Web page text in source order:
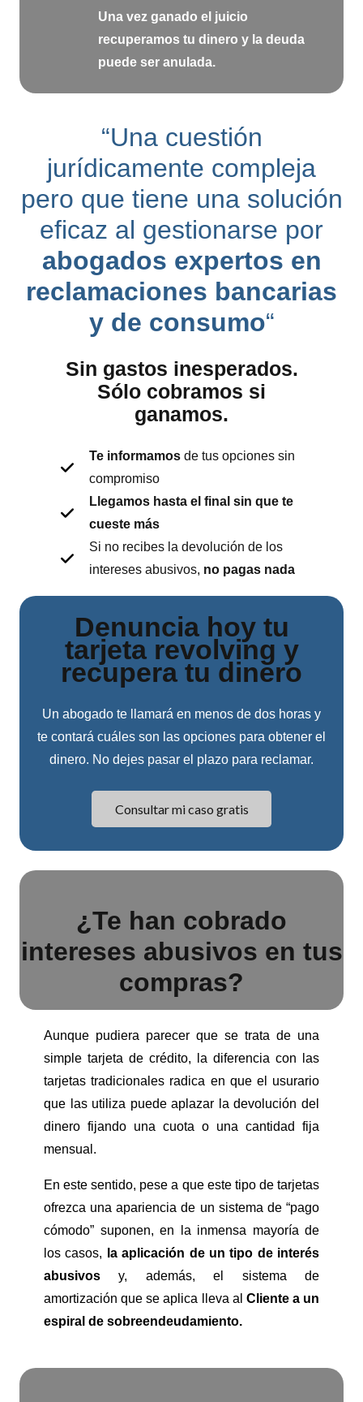
Una vez ganado el juicio
recuperamos tu dinero y la deuda
puede ser anulada.
“Una cuestión
jurídicamente compleja
pero que tiene una solución
eficaz al gestionarse por
abogados expertos en
reclamaciones bancarias
y de consumo“
Sin gastos inesperados.
Sólo cobramos si
ganamos.
Te informamosde tus opciones sin
compromiso
Llegamos hasta el final sin que te
cueste más
Si no recibes la devolución de los
intereses abusivos, no pagas nada
Denuncia hoy tu
tarjeta revolving y
recupera tu dinero
Un abogado te llamará en menos de dos horas y
te contará cuáles son las opciones para obtener el
dinero. No dejes pasar el plazo para reclamar.
Consultar mi caso gratis
¿Te han cobrado
intereses abusivos en tus
compras?
Aunque pudiera parecer que se trata de una
simple tarjeta de crédito, la diferencia con las
tarjetas tradicionales radica en que el usurario
que las utiliza puede aplazar la devolución del
dinero fijando una cuota o una cantidad fija
mensual.
En este sentido, pese a que este tipo de tarjetas
ofrezca una apariencia de un sistema de “pago
cómodo” suponen, en la inmensa mayoría de
los casos,
la aplicación de un tipo de interés
abusivos y, además, el sistema de
amortización que se aplica lleva al Cliente a un
espiral de sobreendeudamiento.